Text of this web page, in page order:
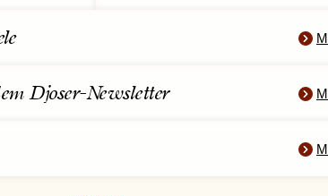
Djoser-Newsletter